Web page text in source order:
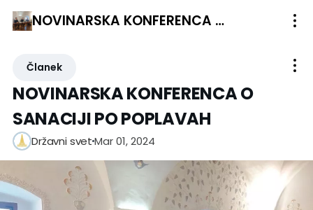
NOVINARSKA KONFERENCA O SANACIJI PO POPLAVAH
Članek
NOVINARSKA KONFERENCA O
SANACIJI PO POPLAVAH
Državni svetMar 01, 2024